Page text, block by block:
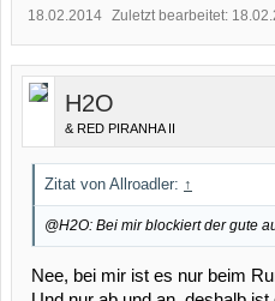
18.02.2014 Zuletzt bearbeitet:
H2O
& RED PIRANHA II
Zitat von Allroadler: ↑
@H2O: Bei mir blockiert der gute
Nee, bei mir ist es nur beim